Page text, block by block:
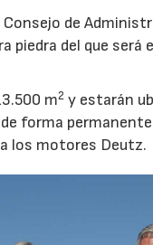
de
piedra del que
m2 y estarán
forma
los motores Deutz.